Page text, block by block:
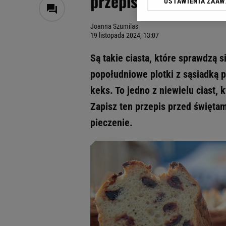
Joanna Szumilas
19 listopada 2024, 13:07
Są takie ciasta, które sprawdzą
popołudniowe plotki z sąsiadką
keks. To jedno z niewielu ciast,
Zapisz ten przepis przed
pieczenie.
Klikając „Akceptuję”
odnośnik „Ustawienia
My, nasi Zaufani
Użycie dokładnych
Przechowywanie
badnie odbiorców i